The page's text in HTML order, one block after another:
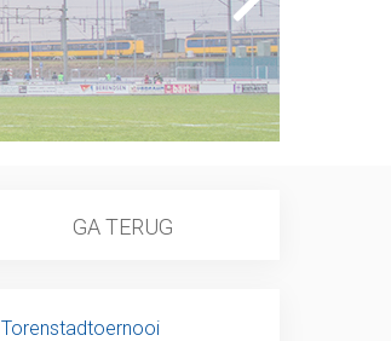
GA TERUG
Torenstadtoernooi